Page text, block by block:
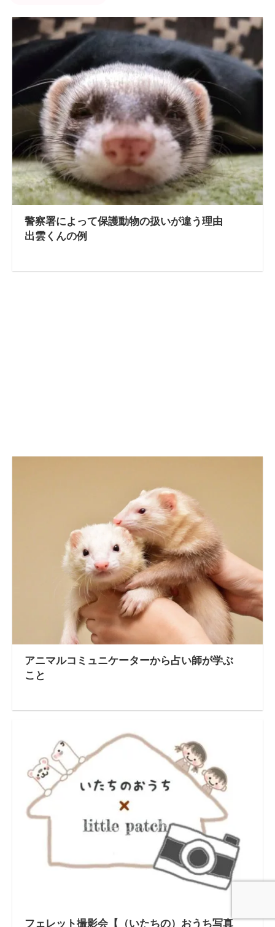
警察署によって保護動物の扱いが違う理由
出雲くんの例
アニマルコミュニケーターから占い師が学ぶ
こと
フェレット撮影会【（いたちの）おうち写真